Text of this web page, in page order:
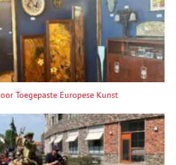
Toegepaste Europese Kunst